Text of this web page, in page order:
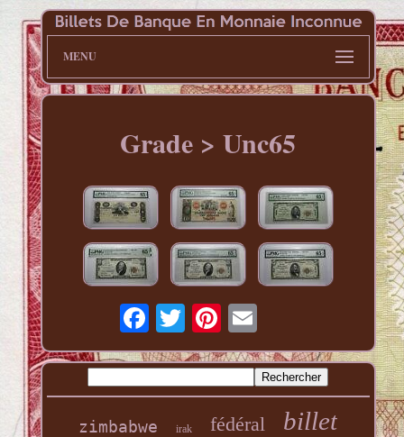
MENU
Grade > Unc65
zimbabwe irak fédéral billet